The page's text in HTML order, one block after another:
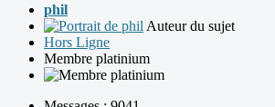
phil
Auteur du sujet
Hors Ligne
Membre platinium